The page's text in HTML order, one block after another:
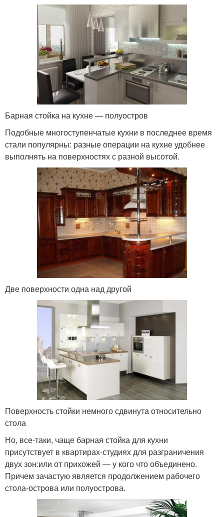
Барная стойка на кухне — полуостров
Подобные многоступенчатые кухни в последнее время
стали популярны: разные операции на кухне удобнее
выполнять на поверхностях с разной высотой.
Две поверхности одна над другой
Поверхность стойки немного сдвинута относительно
стола
Но, все-таки, чаще барная стойка для кухни
присутствует в квартирах-студиях для разграничения
двух зон:или от прихожей — у кого что объединено.
Причем зачастую является продолжением рабочего
стола-острова или полуострова.